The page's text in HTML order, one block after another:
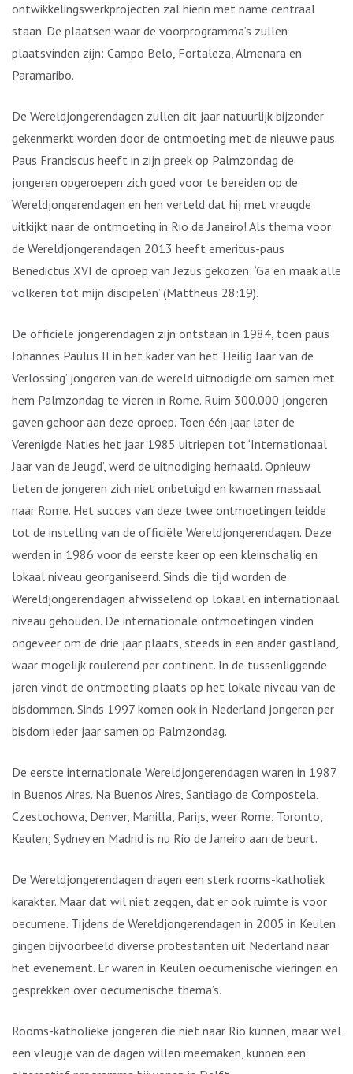
ontwikkelingswerkprojecten zal hierin met name centraal
staan. De plaatsen waar de voorprogramma’s zullen
plaatsvinden zijn: Campo Belo, Fortaleza, Almenara en
Paramaribo.
De Wereldjongerendagen zullen dit jaar natuurlijk bijzonder
gekenmerkt worden door de ontmoeting met de nieuwe paus.
Paus Franciscus heeft in zijn preek op Palmzondag de
jongeren opgeroepen zich goed voor te bereiden op de
Wereldjongerendagen en hen verteld dat hij met vreugde
uitkijkt naar de ontmoeting in Rio de Janeiro! Als thema voor
de Wereldjongerendagen 2013 heeft emeritus-paus
Benedictus XVI de oproep van Jezus gekozen: ‘Ga en maak alle
volkeren tot mijn discipelen’ (Mattheüs 28:19).
De officiële jongerendagen zijn ontstaan in 1984, toen paus
Johannes Paulus II in het kader van het ‘Heilig Jaar van de
Verlossing’ jongeren van de wereld uitnodigde om samen met
hem Palmzondag te vieren in Rome. Ruim 300.000 jongeren
gaven gehoor aan deze oproep. Toen één jaar later de
Verenigde Naties het jaar 1985 uitriepen tot ‘Internationaal
Jaar van de Jeugd’, werd de uitnodiging herhaald. Opnieuw
lieten de jongeren zich niet onbetuigd en kwamen massaal
naar Rome. Het succes van deze twee ontmoetingen leidde
tot de instelling van de officiële Wereldjongerendagen. Deze
werden in 1986 voor de eerste keer op een kleinschalig en
lokaal niveau georganiseerd. Sinds die tijd worden de
Wereldjongerendagen afwisselend op lokaal en internationaal
niveau gehouden. De internationale ontmoetingen vinden
ongeveer om de drie jaar plaats, steeds in een ander gastland,
waar mogelijk roulerend per continent. In de tussenliggende
jaren vindt de ontmoeting plaats op het lokale niveau van de
bisdommen. Sinds 1997 komen ook in Nederland jongeren per
bisdom ieder jaar samen op Palmzondag.
De eerste internationale Wereldjongerendagen waren in 1987
in Buenos Aires. Na Buenos Aires, Santiago de Compostela,
Czestochowa, Denver, Manilla, Parijs, weer Rome, Toronto,
Keulen, Sydney en Madrid is nu Rio de Janeiro aan de beurt.
De Wereldjongerendagen dragen een sterk rooms-katholiek
karakter. Maar dat wil niet zeggen, dat er ook ruimte is voor
oecumene. Tijdens de Wereldjongerendagen in 2005 in Keulen
gingen bijvoorbeeld diverse protestanten uit Nederland naar
het evenement. Er waren in Keulen oecumenische vieringen en
gesprekken over oecumenische thema’s.
Rooms-katholieke jongeren die niet naar Rio kunnen, maar wel
een vleugje van de dagen willen meemaken, kunnen een